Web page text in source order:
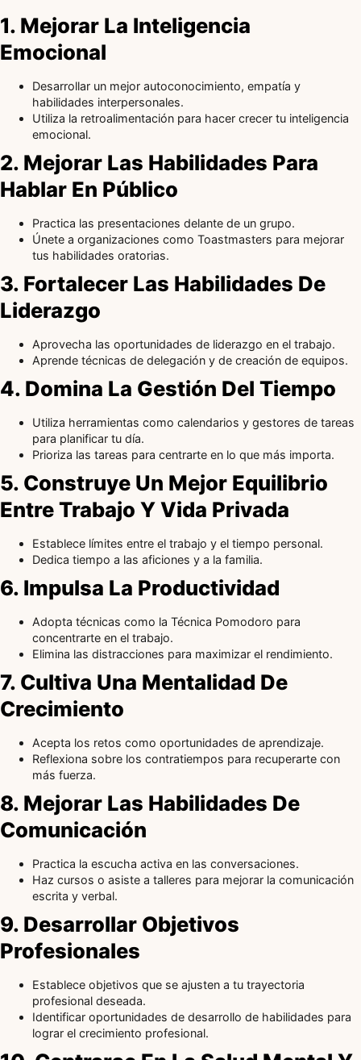
1. Mejorar La Inteligencia
Emocional
Desarrollar un mejor autoconocimiento, empatía y
habilidades interpersonales.
Utiliza la retroalimentación para hacer crecer tu inteligencia
emocional.
2. Mejorar Las Habilidades Para
Hablar En Público
Practica las presentaciones delante de un grupo.
Únete a organizaciones como Toastmasters para mejorar
tus habilidades oratorias.
3. Fortalecer Las Habilidades De
Liderazgo
Aprovecha las oportunidades de liderazgo en el trabajo.
Aprende técnicas de delegación y de creación de equipos.
4. Domina La Gestión Del Tiempo
Utiliza herramientas como calendarios y gestores de tareas
para planificar tu día.
Prioriza las tareas para centrarte en lo que más importa.
5. Construye Un Mejor Equilibrio
Entre Trabajo Y Vida Privada
Establece límites entre el trabajo y el tiempo personal.
Dedica tiempo a las aficiones y a la familia.
6. Impulsa La Productividad
Adopta técnicas como la Técnica Pomodoro para
concentrarte en el trabajo.
Elimina las distracciones para maximizar el rendimiento.
7. Cultiva Una Mentalidad De
Crecimiento
Acepta los retos como oportunidades de aprendizaje.
Reflexiona sobre los contratiempos para recuperarte con
más fuerza.
8. Mejorar Las Habilidades De
Comunicación
Practica la escucha activa en las conversaciones.
Haz cursos o asiste a talleres para mejorar la comunicación
escrita y verbal.
9. Desarrollar Objetivos
Profesionales
Establece objetivos que se ajusten a tu trayectoria
profesional deseada.
Identificar oportunidades de desarrollo de habilidades para
lograr el crecimiento profesional.